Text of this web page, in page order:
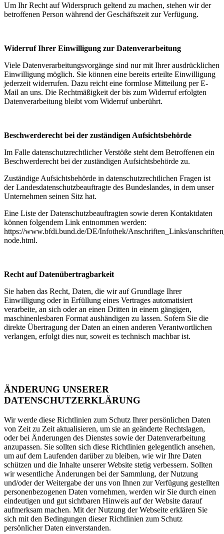
Um Ihr Recht auf Widerspruch geltend zu machen, stehen wir der
betroffenen Person während der Geschäftszeit zur Verfügung.
Widerruf Ihrer Einwilligung zur Datenverarbeitung
Viele Datenverarbeitungsvorgänge sind nur mit Ihrer ausdrücklichen
Einwilligung möglich. Sie können eine bereits erteilte Einwilligung
jederzeit widerrufen. Dazu reicht eine formlose Mitteilung per E-
Mail an uns. Die Rechtmäßigkeit der bis zum Widerruf erfolgten
Datenverarbeitung bleibt vom Widerruf unberührt.
Beschwerderecht bei der zuständigen Aufsichtsbehörde
Im Falle datenschutzrechtlicher Verstöße steht dem Betroffenen ein
Beschwerderecht bei der zuständigen Aufsichtsbehörde zu.
Zuständige Aufsichtsbehörde in datenschutzrechtlichen Fragen ist
der Landesdatenschutzbeauftragte des Bundeslandes, in dem unser
Unternehmen seinen Sitz hat.
Eine Liste der Datenschutzbeauftragten sowie deren Kontaktdaten
können folgendem Link entnommen werden:
https://www.bfdi.bund.de/DE/Infothek/Anschriften_Links/
node.html.
Recht auf Datenübertragbarkeit
Sie haben das Recht, Daten, die wir auf Grundlage Ihrer
Einwilligung oder in Erfüllung eines Vertrages automatisiert
verarbeite, an sich oder an einen Dritten in einem gängigen,
maschinenlesbaren Format aushändigen zu lassen. Sofern Sie die
direkte Übertragung der Daten an einen anderen Verantwortlichen
verlangen, erfolgt dies nur, soweit es technisch machbar ist.
ÄNDERUNG UNSERER
DATENSCHUTZERKLÄRUNG
Wir werde diese Richtlinien zum Schutz Ihrer persönlichen Daten
von Zeit zu Zeit aktualisieren, um sie an geänderte Rechtslagen,
oder bei Änderungen des Dienstes sowie der Datenverarbeitung
anzupassen. Sie sollten sich diese Richtlinien gelegentlich ansehen,
um auf dem Laufenden darüber zu bleiben, wie wir Ihre Daten
schützen und die Inhalte unserer Website stetig verbessern. Sollten
wir wesentliche Änderungen bei der Sammlung, der Nutzung
und/oder der Weitergabe der uns von Ihnen zur Verfügung gestellten
personenbezogenen Daten vornehmen, werden wir Sie durch einen
eindeutigen und gut sichtbaren Hinweis auf der Website darauf
aufmerksam machen. Mit der Nutzung der Webseite erklären Sie
sich mit den Bedingungen dieser Richtlinien zum Schutz
persönlicher Daten einverstanden.